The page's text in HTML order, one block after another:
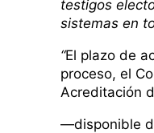
testigos
sistemas en
“El plazo de
proceso, el
Acreditación
—disponible